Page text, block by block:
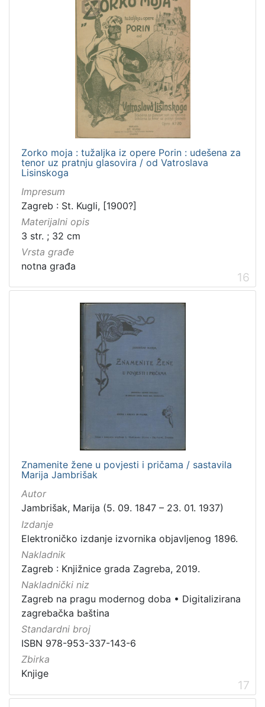
Zorko moja : tužaljka iz opere Porin : udešena za
tenor uz pratnju glasovira / od Vatroslava
Lisinskoga
Impresum
Zagreb : St. Kugli, [1900?]
Materijalni opis
3 str. ; 32 cm
Vrsta građe
notna građa
16
Znamenite žene u povjesti i pričama / sastavila
Marija Jambrišak
Autor
Jambrišak, Marija (5. 09. 1847 – 23. 01. 1937)
Izdanje
Elektroničko izdanje izvornika objavljenog 1896.
Nakladnik
Zagreb : Knjižnice grada Zagreba, 2019.
Nakladnički niz
Zagreb na pragu modernog doba • Digitalizirana
zagrebačka baština
Standardni broj
ISBN 978-953-337-143-6
Zbirka
Knjige
17